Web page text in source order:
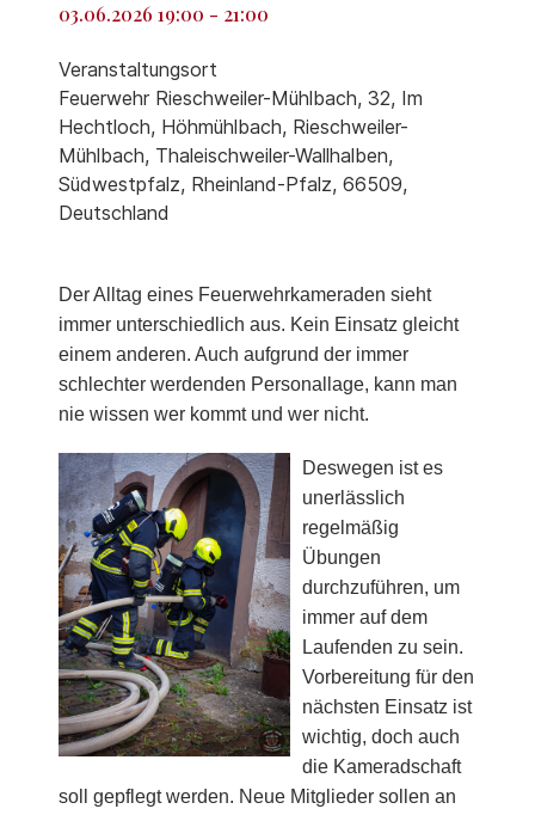
03.06.2026 19:00 - 21:00
Veranstaltungsort
Feuerwehr Rieschweiler-Mühlbach, 32, Im
Hechtloch, Höhmühlbach, Rieschweiler-
Mühlbach, Thaleischweiler-Wallhalben,
Südwestpfalz, Rheinland-Pfalz, 66509,
Deutschland
Der Alltag eines Feuerwehrkameraden sieht
immer unterschiedlich aus. Kein Einsatz gleicht
einem anderen. Auch aufgrund der immer
schlechter werdenden Personallage, kann man
nie wissen wer kommt und wer nicht.
Deswegen ist es
unerlässlich
regelmäßig
Übungen
durchzuführen, um
immer auf dem
Laufenden zu sein.
Vorbereitung für den
nächsten Einsatz ist
wichtig, doch auch
die Kameradschaft
soll gepflegt werden. Neue Mitglieder sollen an